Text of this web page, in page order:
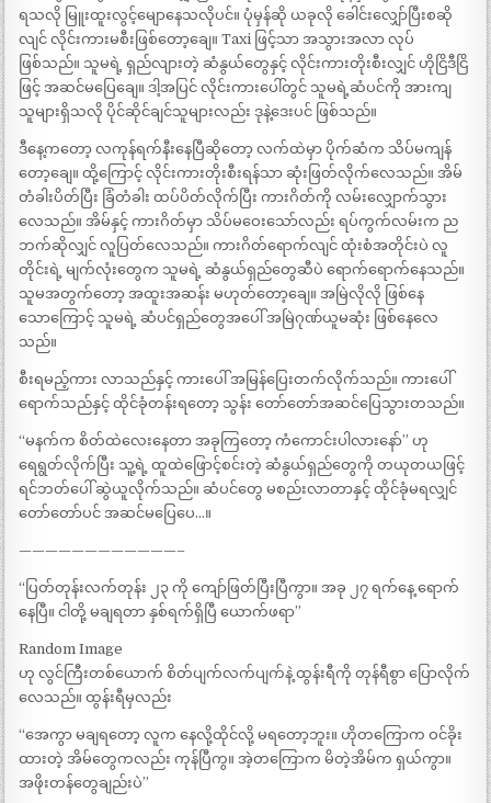
ရသလို မြူးထူးလွင့်မျောနေသလိုပင်။ ပုံမှန်ဆို ယခုလို ခေါင်းလျှော်ပြီးစဆို
လျင် လိုင်းကားမစီးဖြစ်တော့ချေ။ Taxi ဖြင့်သာ အသွားအလာ လုပ်
ဖြစ်သည်။ သူမရဲ့ ရှည်လျားတဲ့ ဆံနွယ်တွေနှင့် လိုင်းကားတိုးစီးလျှင် ဟိုငြိဒီငြိ
ဖြင့် အဆင်မပြေချေ။ ဒါ့အပြင် လိုင်းကားပေါ်တွင် သူမရဲ့ဆံပင်ကို အားကျ
သူများရှိသလို ပိုင်ဆိုင်ချင်သူများလည်း ဒုနဲ့ဒေးပင် ဖြစ်သည်။
ဒီနေ့ကတော့ လကုန်ရက်နီးနေပြီဆိုတော့ လက်ထဲမှာ ပိုက်ဆံက သိပ်မကျန်
တော့ချေ။ ထို့ကြောင့် လိုင်းကားတိုးစီးရန်သာ ဆုံးဖြတ်လိုက်လေသည်။ အိမ်
တံခါးပိတ်ပြီး ခြံတံခါး ထပ်ပိတ်လိုက်ပြီး ကားဂိတ်ကို လမ်းလျှောက်သွား
လေသည်။ အိမ်နှင့် ကားဂိတ်မှာ သိပ်မဝေးသော်လည်း ရပ်ကွက်လမ်းက ည
ဘက်ဆိုလျှင် လူပြတ်လေသည်။ ကားဂိတ်ရောက်လျင် ထုံးစံအတိုင်းပဲ လူ
တိုင်းရဲ့ မျက်လုံး​တွေက သူမရဲ့ ဆံနွယ်ရှည်တွေဆီပဲ ရောက်ရောက်နေသည်။
သူမအတွက်တော့ အထူးအဆန်း မဟုတ်တော့ချေ။ အမြဲလိုလို ဖြစ်နေ
သောကြောင့် သူမရဲ့ ဆံပင်ရှည်တွေအပေါ် အမြဲဂုဏ်ယူမဆုံး ဖြစ်နေလေ
သည်။
စီးရမည့်ကား လာသည်နှင့် ကားပေါ် အမြန်ပြေးတက်လိုက်သည်။ ကားပေါ်
ရောက်သည်နှင့် ထိုင်ခုံတန်းရတော့ သွန်း တော်တော်အဆင်ပြေသွားတသည်။
“မနက်က စိတ်ထဲလေးနေတာ အခုကြတော့ ကံကောင်းပါလားနော်” ဟု
ရေရွတ်လိုက်ပြီး သူ့ရဲ့ ထူထဲဖြောင့်စင်းတဲ့ ဆံနွယ်ရှည်တွေကို တယုတယဖြင့်
ရင်ဘတ်ပေါ် ဆွဲယူလိုက်သည်။ ဆံပင်တွေ မစည်းလာတာနှင့် ထိုင်ခုံမရလျှင်
တော်တော်ပင် အဆင်မပြေပေ…။
————————————–
“​ပြတ်တုန်းလက်တုန်း ၂၃ ကို ကျော်ဖြတ်ပြီးပြီကွာ။ အခု ၂၇ ရက်နေ့ ရောက်
နေပြီ။ ငါတို့ မချရတာ နှစ်ရက်ရှိပြီ ယောက်ဖရာ”
Random Image
ဟု လွင်ကြီးတစ်ယောက် စိတ်ပျက်လက်ပျက်နဲ့ ထွန်းရီကို တုန်ရီစွာ ပြောလိုက်
လေသည်။ ထွန်းရီမှလည်း
“အေကွာ မချရတော့ လူက နေလို့ထိုင်လို့ မရတော့ဘူး။ ဟိုတကြောက ဝင်ခိုး
ထားတဲ့ အိမ်တွေကလည်း ကုန်ပြီကွ။ အဲ့တကြောက မိတဲ့အိမ်က ရှယ်ကွာ။
အဖိုးတန်တွေချည်းပဲ”